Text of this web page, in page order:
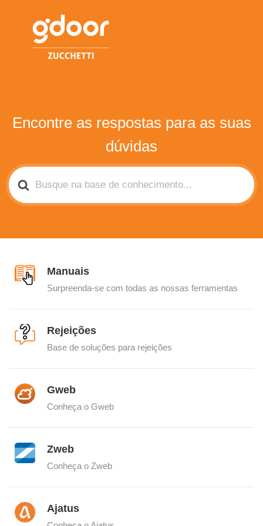
Encontre as respostas para as suas
dúvidas
Pesquisar
Manuais
Surpreenda-se com todas as nossas ferramentas
Rejeições
Base de soluções para rejeições
Gweb
Conheça o Gweb
Zweb
Conheça o Zweb
Ajatus